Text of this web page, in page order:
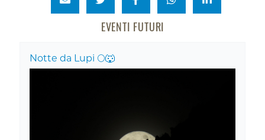
EVENTI FUTURI
Notte da Lupi 🌕🐺